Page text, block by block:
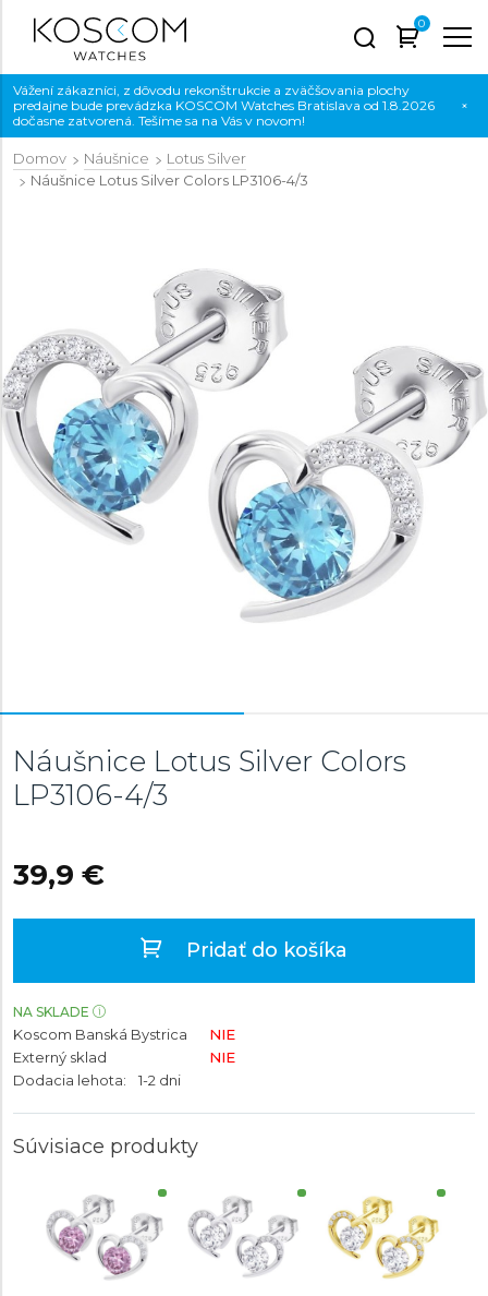
0
Vážení zákazníci, z dôvodu rekonštrukcie a zväčšovania plochy
predajne bude prevádzka KOSCOM Watches Bratislava od 1.8.2026
dočasne zatvorená. Tešíme sa na Vás v novom!
×
Domov Náušnice
Lotus Silver
Náušnice Lotus Silver Colors LP3106-4/3
Náušnice Lotus Silver Colors
LP3106-4/3
39,9 €
Pridať do košíka
NA SKLADE
Koscom Banská Bystrica
NIE
Externý sklad
NIE
Dodacia lehota:
1-2 dni
Súvisiace produkty